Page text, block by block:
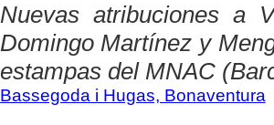
Nuevas atribuciones a
Domingo Martínez y
estampas del MNAC
Bassegoda i Hugas, Bonaventura